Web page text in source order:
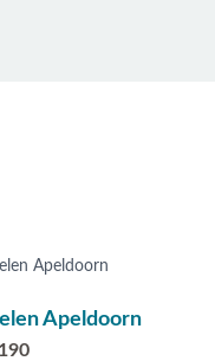
Apeldoorn